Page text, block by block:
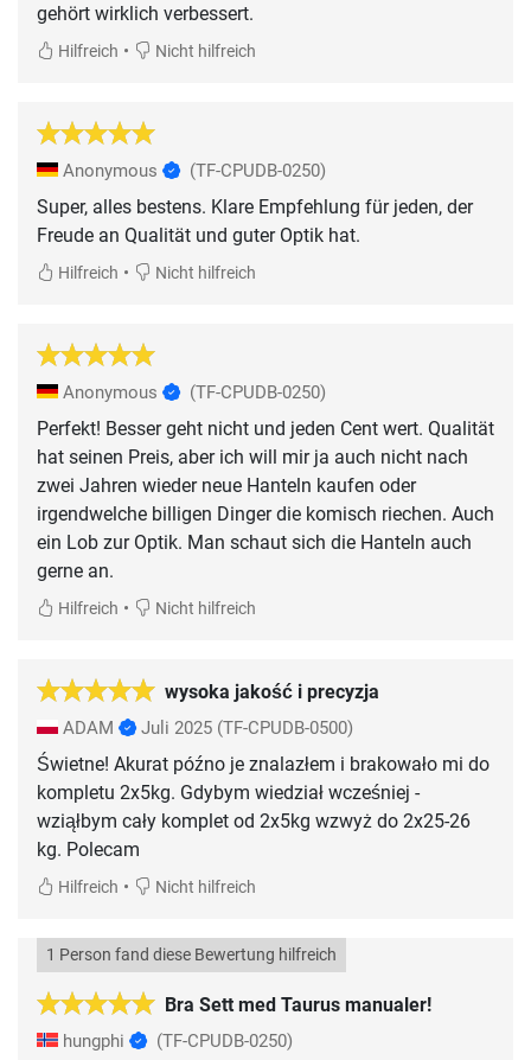
gehört wirklich verbessert.
Hilfreich • Nicht hilfreich
Anonymous (TF-CPUDB-0250)
Super, alles bestens. Klare Empfehlung für jeden, der
Freude an Qualität und guter Optik hat.
Hilfreich • Nicht hilfreich
Anonymous (TF-CPUDB-0250)
Perfekt! Besser geht nicht und jeden Cent wert. Qualität
hat seinen Preis, aber ich will mir ja auch nicht nach
zwei Jahren wieder neue Hanteln kaufen oder
irgendwelche billigen Dinger die komisch riechen. Auch
ein Lob zur Optik. Man schaut sich die Hanteln auch
gerne an.
Hilfreich • Nicht hilfreich
wysoka jakość i precyzja
ADAM Juli 2025 (TF-CPUDB-0500)
Świetne! Akurat późno je znalazłem i brakowało mi do
kompletu 2x5kg. Gdybym wiedział wcześniej -
wziąłbym cały komplet od 2x5kg wzwyż do 2x25-26
kg. Polecam
Hilfreich • Nicht hilfreich
Bra Sett med Taurus manualer!
1 Person fand diese Bewertung hilfreich
hungphi (TF-CPUDB-0250)